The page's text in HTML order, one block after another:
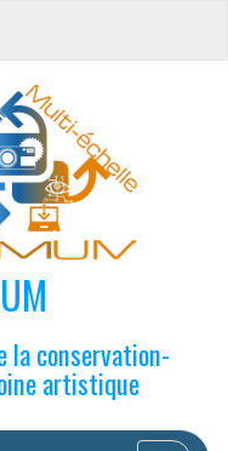
la conservation-
artistique